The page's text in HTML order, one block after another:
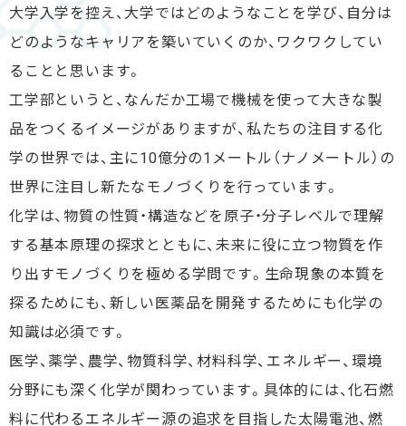
大学入学を控え、大学ではどのようなことを学び、自分は
どのようなキャリアを築いていくのか、ワクワクしてい
ることと思います。
工学部というと、なんだか工場で機械を使って大きな製
品をつくるイメージがありますが、私たちの注目する化
学の世界では、主に10億分の1メートル（ナノメートル）の
世界に注目し新たなモノづくりを行っています。
化学は、物質の性質・構造などを原子・分子レベルで理解
する基本原理の探求とともに、未来に役に立つ物質を作
り出すモノづくりを極める学問です。生命現象の本質を
探るためにも、新しい医薬品を開発するためにも化学の
知識は必須です。
医学、薬学、農学、物質科学、材料科学、エネルギー、環境
分野にも深く化学が関わっています。具体的には、化石燃
料に代わるエネルギー源の追求を目指した太陽電池、燃